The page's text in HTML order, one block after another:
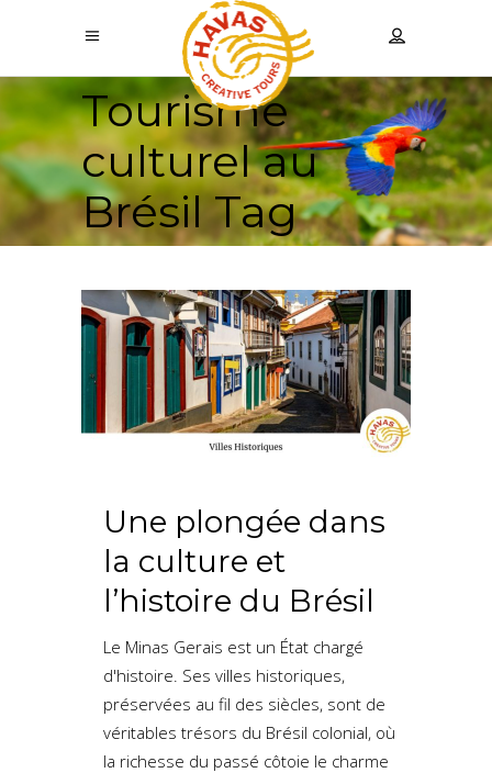
Tourisme
culturel au
Brésil Tag
Une plongée dans
la culture et
l’histoire du Brésil
Le Minas Gerais est un État chargé
d'histoire. Ses villes historiques,
préservées au fil des siècles, sont de
véritables trésors du Brésil colonial, où
la richesse du passé côtoie le charme